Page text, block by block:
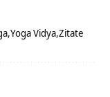
Yoga Vidya Zitate